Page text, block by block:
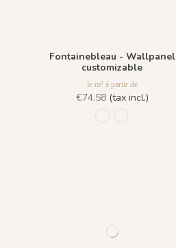
Fontainebleau - Wallpanel
customizable
le m² à partir de
€74.58(tax incl.)